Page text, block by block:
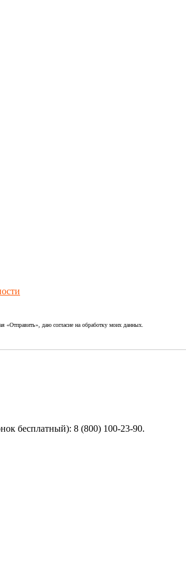
«Отправить», даю согласие на обработку моих данных.
бесплатный): 8 (800) 100-23-90.